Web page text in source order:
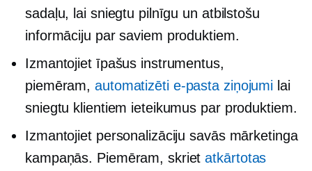
sadaļu, lai sniegtu pilnīgu un atbilstošu
informāciju par saviem produktiem.
Izmantojiet īpašus instrumentus,
piemēram,automatizēti e-pasta ziņojumi lai
sniegtu klientiem ieteikumus par produktiem.
Izmantojiet personalizāciju savās mārketinga
kampaņās. Piemēram, skrietatkārtotas